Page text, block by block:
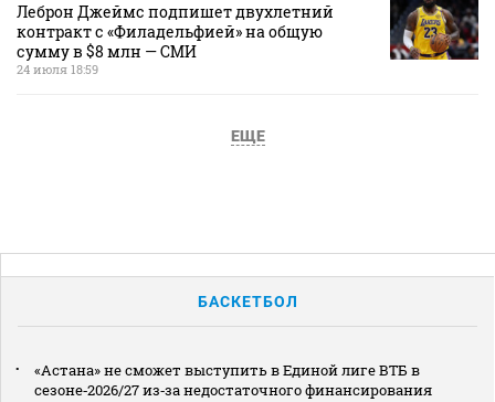
Леброн Джеймс подпишет двухлетний
контракт с «Филадельфией» на общую
сумму в $8 млн — СМИ
24 июля 18:59
ЕЩЕ
БАСКЕТБОЛ
«Астана» не сможет выступить в Единой лиге ВТБ в
сезоне‑2026/27 из‑за недостаточного финансирования